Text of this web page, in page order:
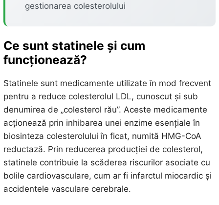
gestionarea colesterolului
Ce sunt statinele și cum
funcționează?
Statinele sunt medicamente utilizate în mod frecvent
pentru a reduce colesterolul LDL, cunoscut și sub
denumirea de „colesterol rău”. Aceste medicamente
acționează prin inhibarea unei enzime esențiale în
biosinteza colesterolului în ficat, numită HMG-CoA
reductază. Prin reducerea producției de colesterol,
statinele contribuie la scăderea riscurilor asociate cu
bolile cardiovasculare, cum ar fi infarctul miocardic și
accidentele vasculare cerebrale.